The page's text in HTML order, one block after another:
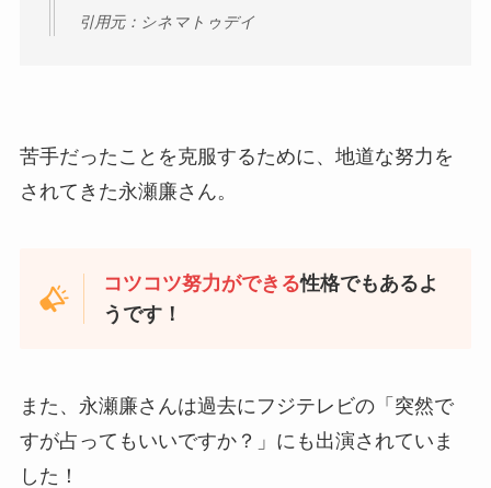
引用元：シネマトゥデイ
苦手だったことを克服するために、地道な努力を
されてきた永瀬廉さん。
コツコツ努力ができる性格でもあるよ
うです！
また、永瀬廉さんは過去にフジテレビの「突然で
すが占ってもいいですか？」にも出演されていま
した！